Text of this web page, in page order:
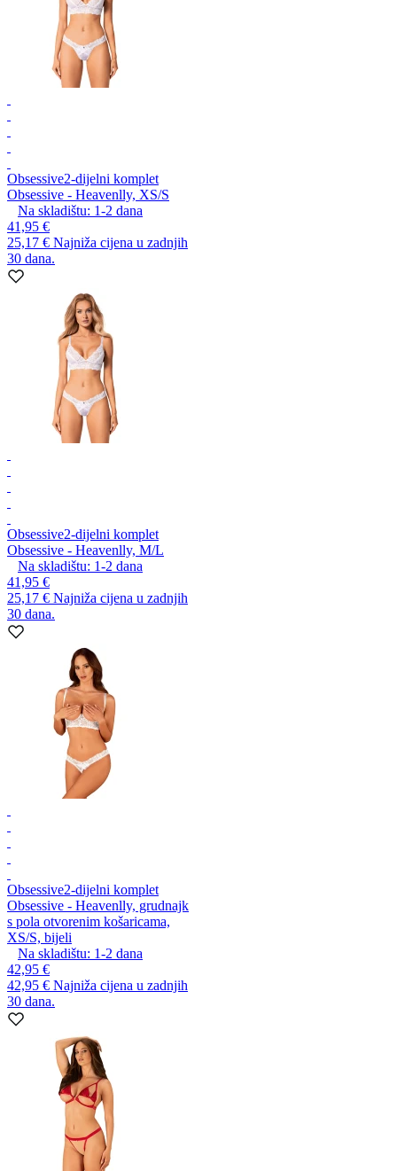
Obsessive2-dijelni komplet
Obsessive - Heavenlly, XS/S
Na skladištu: 1-2 dana
41,95 €
25,17 € Najniža cijena u zadnjih
30 dana.
Obsessive2-dijelni komplet
Obsessive - Heavenlly, M/L
Na skladištu: 1-2 dana
41,95 €
25,17 € Najniža cijena u zadnjih
30 dana.
Obsessive2-dijelni komplet
Obsessive - Heavenlly, grudnajk
s pola otvorenim košaricama,
XS/S, bijeli
Na skladištu: 1-2 dana
42,95 €
42,95 € Najniža cijena u zadnjih
30 dana.